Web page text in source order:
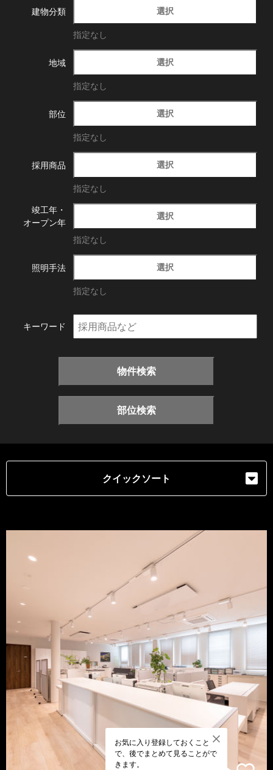
建物分類 選択
指定なし
地域 選択
指定なし
部位 選択
指定なし
採用商品 選択
指定なし
竣工年・
オープン年
選択
指定なし
照明手法 選択
指定なし
キーワード
物件検索
部位検索
クイックソート
お気に入り登録しておくこと
で、後でまとめて見ることがで
きます。